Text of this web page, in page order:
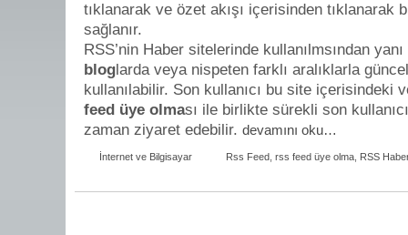
tıklanarak ve özet akışı içerisinden tıklanarak
sağlanır.
RSS’nin Haber sitelerinde kullanılmsından yanı
bloglarda veya nispeten farklı aralıklarla
kullanılabilir. Son kullanıcı bu site
feed üye olması ile birlikte sürekli son
zaman ziyaret edebilir. devamını oku…
İnternet ve Bilgisayar Rss Feed rss feed üye olma RSS